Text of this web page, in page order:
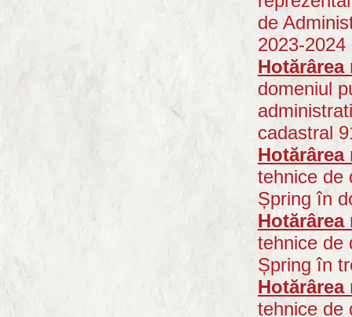
de
2023-2024
Hotărârea
domeniul
cadastral
Hotărârea
tehnice de
Șpring în
Hotărârea
tehnice de
Șpring în
Hotărârea
tehnice de